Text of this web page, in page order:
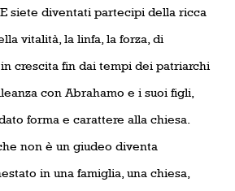
siete diventati partecipi della ricca
vitalità, la linfa, la forza, di
crescita fin dai tempi dei patriarchi
con Abrahamo e i suoi figli,
forma e carattere alla chiesa.
non è un giudeo diventa
in una famiglia, una chiesa,